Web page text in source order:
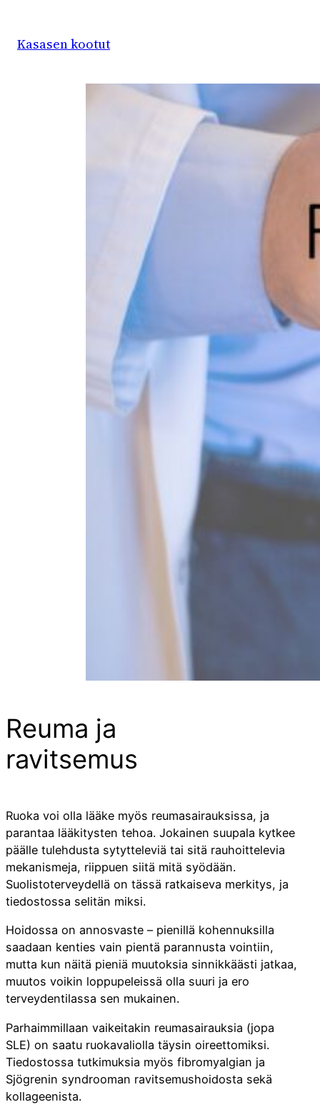
Kasasen kootut
Reuma ja
ravitsemus
Ruoka voi olla lääke myös reumasairauksissa, ja
parantaa lääkitysten tehoa. Jokainen suupala kytkee
päälle tulehdusta sytytteleviä tai sitä rauhoittelevia
mekanismeja, riippuen siitä mitä syödään.
Suolistoterveydellä on tässä ratkaiseva merkitys, ja
tiedostossa selitän miksi.
Hoidossa on annosvaste – pienillä kohennuksilla
saadaan kenties vain pientä parannusta vointiin,
mutta kun näitä pieniä muutoksia sinnikkäästi jatkaa,
muutos voikin loppupeleissä olla suuri ja ero
terveydentilassa sen mukainen.
Parhaimmillaan vaikeitakin reumasairauksia (jopa
SLE) on saatu ruokavaliolla täysin oireettomiksi.
Tiedostossa tutkimuksia myös fibromyalgian ja
Sjögrenin syndrooman ravitsemushoidosta sekä
kollageenista.